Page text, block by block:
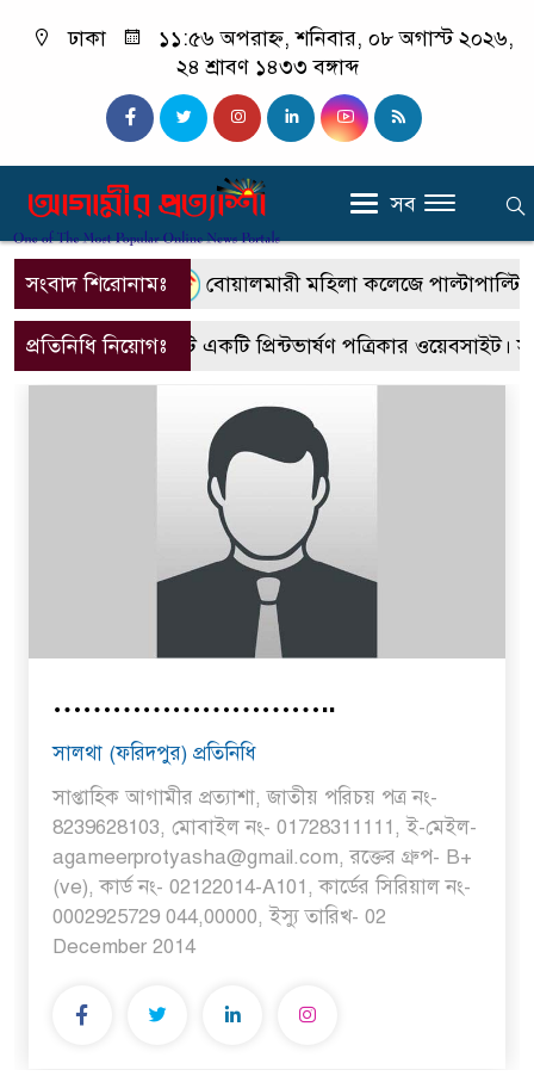
ঢাকা
১১:৫৬ অপরাহ্ন, শনিবার, ০৮ অগাস্ট ২০২৬,
২৪ শ্রাবণ ১৪৩৩ বঙ্গাব্দ
সব
সংবাদ শিরোনামঃ বোয়ালমারী মহিলা কলেজে পাল্টাপাল্টি
প্রতিনিধি নিয়োগঃএটি একটি প্রিন্টভার্ষণ পত্রিকার
………………………..
সালথা (ফরিদপুর) প্রতিনিধি
সাপ্তাহিক আগামীর প্রত্যাশা, জাতীয় পরিচয় পত্র নং-
8239628103, মোবাইল নং- 01728311111, ই-মেইল-
agameerprotyasha@gmail.com, রক্তের গ্রুপ- B+
(ve), কার্ড নং- 02122014-A101, কার্ডের সিরিয়াল নং-
0002925729 044,00000, ইস্যু তারিখ- 02
December 2014